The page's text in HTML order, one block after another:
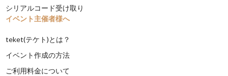
シリアルコード受け取り
イベント主催者様へ
teket(テケト)とは？
イベント作成の方法
ご利用料金について